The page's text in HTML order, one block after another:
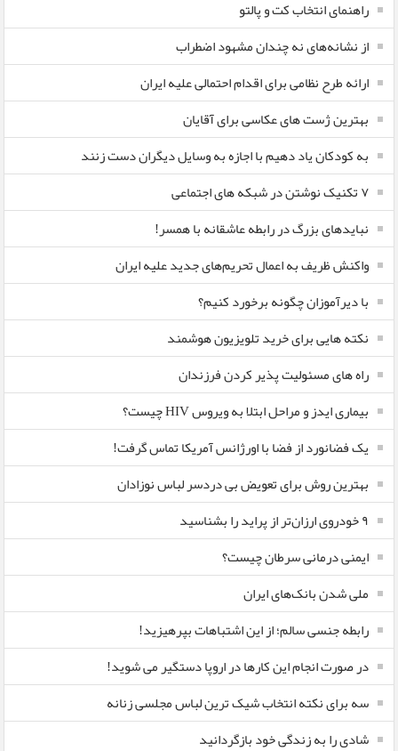
راهنمای انتخاب کت و پالتو
از نشانه‌های نه چندان مشهود اضطراب
ارائه طرح نظامی برای اقدام احتمالی علیه ایران
بهترین ژست های عکاسی برای آقایان
به کودکان یاد دهیم با اجازه به وسایل دیگران دست زنند
۷ تکنیک نوشتن در شبکه های اجتماعی
نبایدهای بزرگ در رابطه عاشقانه با همسر!
واکنش ظریف به اعمال تحریم‌های جدید علیه ایران
با دیرآموزان چگونه برخورد کنیم؟
نکته هایی برای خرید تلویزیون هوشمند
راه های مسئولیت پذیر کردن فرزندان
بیماری ایدز و مراحل ابتلا به ویروس HIV چیست؟
یک فضانورد از فضا با اورژانس آمریکا تماس گرفت!
بهترین روش برای تعویض بی دردسر لباس نوزادان
٩ خودروی ارزان‌تر از پراید را بشناسید
ایمنی درمانی سرطان چیست؟
ملی شدن بانک‌های ایران
رابطه جنسی سالم؛ از این اشتباهات بپرهیزید!
در صورت انجام این کارها در اروپا دستگیر می شوید!
سه برای نکته انتخاب شیک ترین لباس مجلسی زنانه
شادی را به زندگی خود بازگردانید